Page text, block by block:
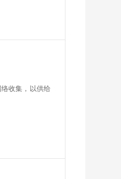
收集，以供给